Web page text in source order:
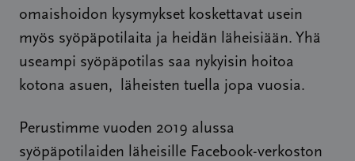
omaishoidon kysymykset koskettavat usein
myös syöpäpotilaita ja heidän läheisiään. Yhä
useampi syöpäpotilas saa nykyisin hoitoa
kotona asuen, läheisten tuella jopa vuosia.
Perustimme vuoden 2019 alussa
syöpäpotilaiden läheisille Facebook-verkoston